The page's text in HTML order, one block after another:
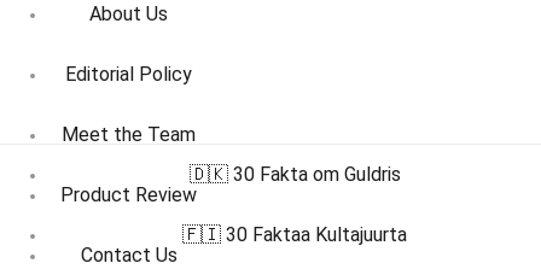
About Us
Editorial Policy
Meet the Team
Product Review
Contact Us
🇩🇰 30 Fakta om Guldris
🇫🇮 30 Faktaa Kultajuurta